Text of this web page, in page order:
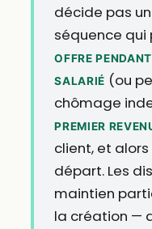
décide pas
séquence
OFFRE
SALARIÉ (ou
chômage
PREMIER
client, et
départ. Les
maintien
la création —